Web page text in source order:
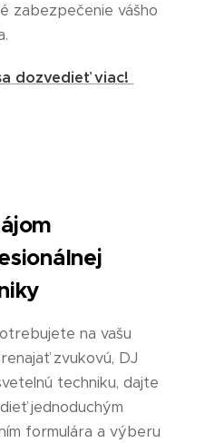
zabezpečenie vášho
dozvedieť viac!
na vašu
zvukovú, DJ
techniku, dajte
jednoduchým
formulára a výberu